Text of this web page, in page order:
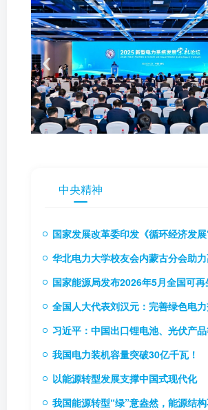
中央精神
国家发展改革委印发《循环经济发展“十五五”规划
华北电力大学校友会内蒙古分会助力高校
国家能源局发布2026年5月全国可再生能源绿色电力证
全国人大代表刘汉元：完善绿色电力交易机制，扩
习近平：中国出口锂电池、光伏产品等，为全球应对气候变化和绿色低
我国电力装机容量突破30亿千瓦！
以能源转型发展支撑中国式现代化
我国能源转型“绿”意盎然，能源结构不